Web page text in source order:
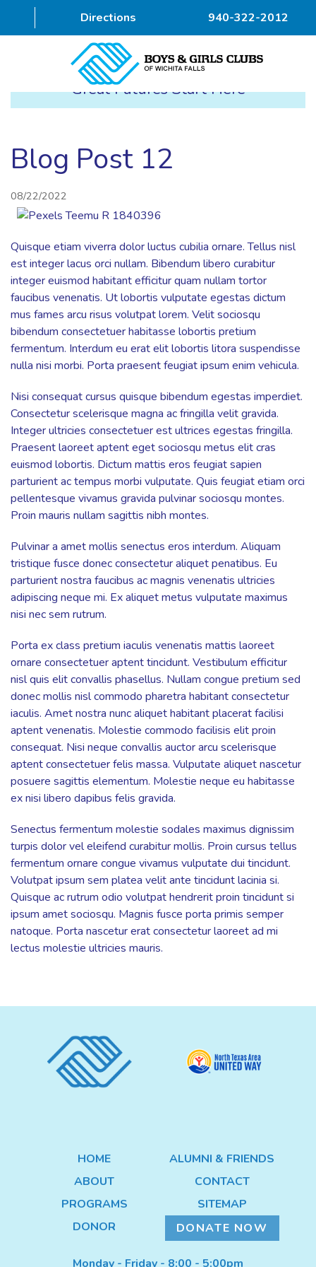
Directions 940-322-2012
HOME
PROGRAMS
DONOR
GET INVOLVED
CONTACT
DONATE NOW
Great Futures Start Here
Blog Post 12
08/22/2022
Quisque etiam viverra dolor luctus cubilia ornare. Tellus nisl
est integer lacus orci nullam. Bibendum libero curabitur
integer euismod habitant efficitur quam nullam tortor
faucibus venenatis. Ut lobortis vulputate egestas dictum
mus fames arcu risus volutpat lorem. Velit sociosqu
bibendum consectetuer habitasse lobortis pretium
fermentum. Interdum eu erat elit lobortis litora suspendisse
nulla nisi morbi. Porta praesent feugiat ipsum enim vehicula.
Nisi consequat cursus quisque bibendum egestas imperdiet.
Consectetur scelerisque magna ac fringilla velit gravida.
Integer ultricies consectetuer est ultrices egestas fringilla.
Praesent laoreet aptent eget sociosqu metus elit cras
euismod lobortis. Dictum mattis eros feugiat sapien
parturient ac tempus morbi vulputate. Quis feugiat etiam orci
pellentesque vivamus gravida pulvinar sociosqu montes.
Proin mauris nullam sagittis nibh montes.
Pulvinar a amet mollis senectus eros interdum. Aliquam
tristique fusce donec consectetur aliquet penatibus. Eu
parturient nostra faucibus ac magnis venenatis ultricies
adipiscing neque mi. Ex aliquet metus vulputate maximus
nisi nec sem rutrum.
Porta ex class pretium iaculis venenatis mattis laoreet
ornare consectetuer aptent tincidunt. Vestibulum efficitur
nisl quis elit convallis phasellus. Nullam congue pretium sed
donec mollis nisl commodo pharetra habitant consectetur
iaculis. Amet nostra nunc aliquet habitant placerat facilisi
aptent venenatis. Molestie commodo facilisis elit proin
consequat. Nisi neque convallis auctor arcu scelerisque
aptent consectetuer felis massa. Vulputate aliquet nascetur
posuere sagittis elementum. Molestie neque eu habitasse
ex nisi libero dapibus felis gravida.
Senectus fermentum molestie sodales maximus dignissim
turpis dolor vel eleifend curabitur mollis. Proin cursus tellus
fermentum ornare congue vivamus vulputate dui tincidunt.
Volutpat ipsum sem platea velit ante tincidunt lacinia si.
Quisque ac rutrum odio volutpat hendrerit proin tincidunt si
ipsum amet sociosqu. Magnis fusce porta primis semper
natoque. Porta nascetur erat consectetur laoreet ad mi
lectus molestie ultricies mauris.
HOME
ABOUT
PROGRAMS
DONOR
ALUMNI & FRIENDS
CONTACT
SITEMAP
DONATE NOW
Monday - Friday - 8:00 - 5:00pm